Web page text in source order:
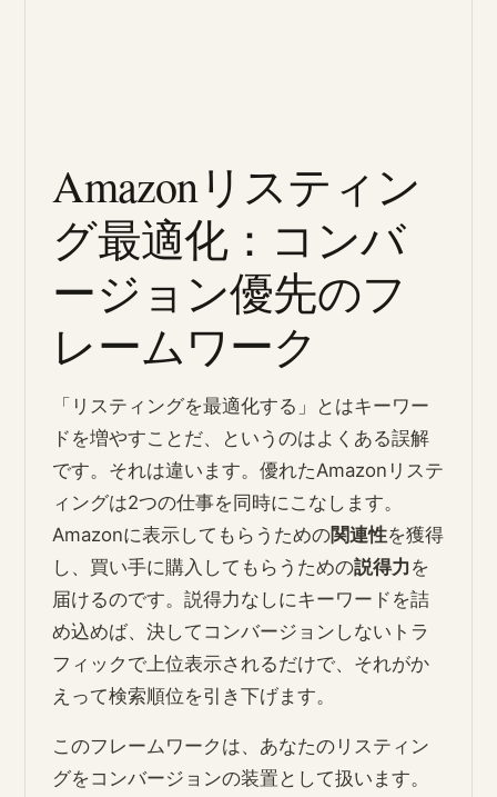
Amazonリスティン
グ最適化：コンバ
ージョン優先のフ
レームワーク
「リスティングを最適化する」とはキーワー
ドを増やすことだ、というのはよくある誤解
です。それは違います。優れたAmazonリステ
ィングは2つの仕事を同時にこなします。
Amazonに表示してもらうための関連性を獲得
し、買い手に購入してもらうための説得力 を
届けるのです。説得力なしにキーワードを詰
め込めば、決してコンバージョンしないトラ
フィックで上位表示されるだけで、それがか
えって検索順位を引き下げます。
このフレームワークは、あなたのリスティン
グをコンバージョンの装置として扱います。